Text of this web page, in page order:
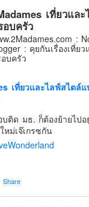
เที่ยวแล
อบครัว
:
: คุยกันเรื่องเที่ย
บครัว
เที่ยวและไลฟ์สไตล์
บติด มธ. ก็ต้องย้ายไป
หม่เจ๊เกรซกัน
Share